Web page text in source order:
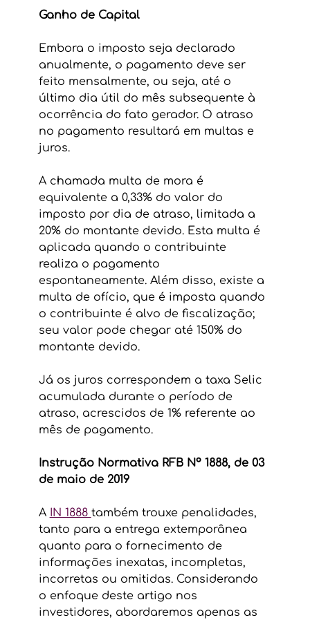
Ganho de Capital
Embora o imposto seja declarado
anualmente, o pagamento deve ser
feito mensalmente, ou seja, até o
último dia útil do mês subsequente à
ocorrência do fato gerador. O atraso
no pagamento resultará em multas e
juros.
A chamada multa de mora é
equivalente a 0,33% do valor do
imposto por dia de atraso, limitada a
20% do montante devido. Esta multa é
aplicada quando o contribuinte
realiza o pagamento
espontaneamente. Além disso, existe a
multa de ofício, que é imposta quando
o contribuinte é alvo de fiscalização;
seu valor pode chegar até 150% do
montante devido.
Já os juros correspondem a taxa Selic
acumulada durante o período de
atraso, acrescidos de 1% referente ao
mês de pagamento.
Instrução Normativa RFB Nº 1888, de 03
de maio de 2019
A IN 1888 também trouxe penalidades,
tanto para a entrega extemporânea
quanto para o fornecimento de
informações inexatas, incompletas,
incorretas ou omitidas. Considerando
o enfoque deste artigo nos
investidores, abordaremos apenas as